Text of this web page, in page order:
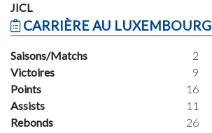
JICL
CARRIÈRE AU LUXEMBOURG
Saisons/Matchs 2
Victoires
9
Points
16
Assists
11
Rebonds
26